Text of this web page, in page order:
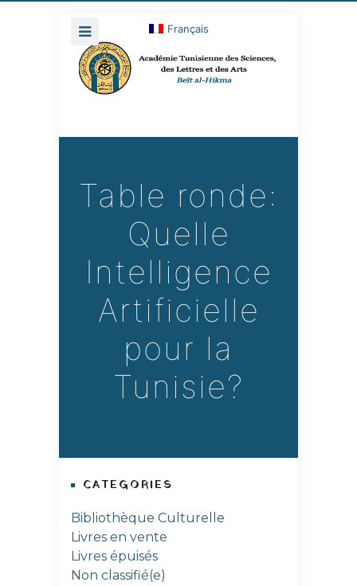
Français
Table ronde:
Quelle
Intelligence
Artificielle
pour la
Tunisie?
CATEGORIES
Bibliothèque Culturelle
Livres en vente
Livres épuisés
Non classifié(e)